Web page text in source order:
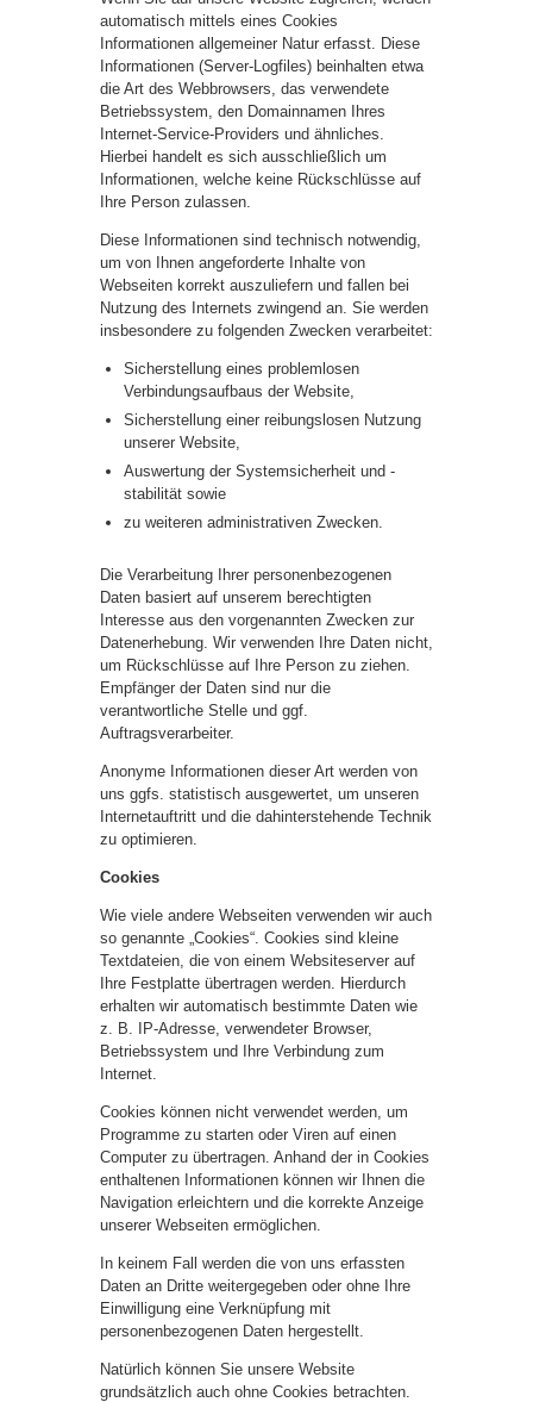
automatisch mittels eines Cookies
Informationen allgemeiner Natur erfasst. Diese
Informationen (Server-Logfiles) beinhalten etwa
die Art des Webbrowsers, das verwendete
Betriebssystem, den Domainnamen Ihres
Internet-Service-Providers und ähnliches.
Hierbei handelt es sich ausschließlich um
Informationen, welche keine Rückschlüsse auf
Ihre Person zulassen.
Diese Informationen sind technisch notwendig,
um von Ihnen angeforderte Inhalte von
Webseiten korrekt auszuliefern und fallen bei
Nutzung des Internets zwingend an. Sie werden
insbesondere zu folgenden Zwecken verarbeitet:
Sicherstellung eines problemlosen
Verbindungsaufbaus der Website,
Sicherstellung einer reibungslosen Nutzung
unserer Website,
Auswertung der Systemsicherheit und -
stabilität sowie
zu weiteren administrativen Zwecken.
Die Verarbeitung Ihrer personenbezogenen
Daten basiert auf unserem berechtigten
Interesse aus den vorgenannten Zwecken zur
Datenerhebung. Wir verwenden Ihre Daten nicht,
um Rückschlüsse auf Ihre Person zu ziehen.
Empfänger der Daten sind nur die
verantwortliche Stelle und ggf.
Auftragsverarbeiter.
Anonyme Informationen dieser Art werden von
uns ggfs. statistisch ausgewertet, um unseren
Internetauftritt und die dahinterstehende Technik
zu optimieren.
Cookies
Wie viele andere Webseiten verwenden wir auch
so genannte „Cookies“. Cookies sind kleine
Textdateien, die von einem Websiteserver auf
Ihre Festplatte übertragen werden. Hierdurch
erhalten wir automatisch bestimmte Daten wie
z. B. IP-Adresse, verwendeter Browser,
Betriebssystem und Ihre Verbindung zum
Internet.
Cookies können nicht verwendet werden, um
Programme zu starten oder Viren auf einen
Computer zu übertragen. Anhand der in Cookies
enthaltenen Informationen können wir Ihnen die
Navigation erleichtern und die korrekte Anzeige
unserer Webseiten ermöglichen.
In keinem Fall werden die von uns erfassten
Daten an Dritte weitergegeben oder ohne Ihre
Einwilligung eine Verknüpfung mit
personenbezogenen Daten hergestellt.
Natürlich können Sie unsere Website
grundsätzlich auch ohne Cookies betrachten.